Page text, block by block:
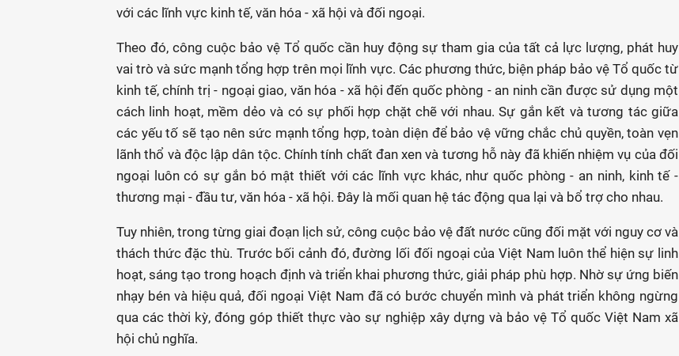
với các lĩnh vực kinh tế, văn hóa - xã hội và đối ngoại.
Theo đó, công cuộc bảo vệ Tổ quốc cần huy động sự tham gia của tất cả lực lượng, phát huy
vai trò và sức mạnh tổng hợp trên mọi lĩnh vực. Các phương thức, biện pháp bảo vệ Tổ quốc từ
kinh tế, chính trị - ngoại giao, văn hóa - xã hội đến quốc phòng - an ninh cần được sử dụng một
cách linh hoạt, mềm dẻo và có sự phối hợp chặt chẽ với nhau. Sự gắn kết và tương tác giữa
các yếu tố sẽ tạo nên sức mạnh tổng hợp, toàn diện để bảo vệ vững chắc chủ quyền, toàn vẹn
lãnh thổ và độc lập dân tộc. Chính tính chất đan xen và tương hỗ này đã khiến nhiệm vụ của đối
ngoại luôn có sự gắn bó mật thiết với các lĩnh vực khác, như quốc phòng - an ninh, kinh tế -
thương mại - đầu tư, văn hóa - xã hội. Đây là mối quan hệ tác động qua lại và bổ trợ cho nhau.
Tuy nhiên, trong từng giai đoạn lịch sử, công cuộc bảo vệ đất nước cũng đối mặt với nguy cơ và
thách thức đặc thù. Trước bối cảnh đó, đường lối đối ngoại của Việt Nam luôn thể hiện sự linh
hoạt, sáng tạo trong hoạch định và triển khai phương thức, giải pháp phù hợp. Nhờ sự ứng biến
nhạy bén và hiệu quả, đối ngoại Việt Nam đã có bước chuyển mình và phát triển không ngừng
qua các thời kỳ, đóng góp thiết thực vào sự nghiệp xây dựng và bảo vệ Tổ quốc Việt Nam xã
hội chủ nghĩa.